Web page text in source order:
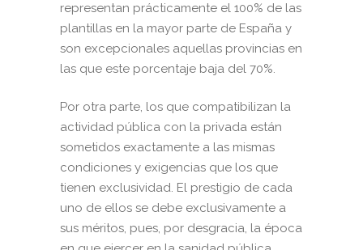
representan prácticamente el 100% de las
plantillas en la mayor parte de España y
son excepcionales aquellas provincias en
las que este porcentaje baja del 70%.
Por otra parte, los que compatibilizan la
actividad pública con la privada están
sometidos exactamente a las mismas
condiciones y exigencias que los que
tienen exclusividad. El prestigio de cada
uno de ellos se debe exclusivamente a
sus méritos, pues, por desgracia, la época